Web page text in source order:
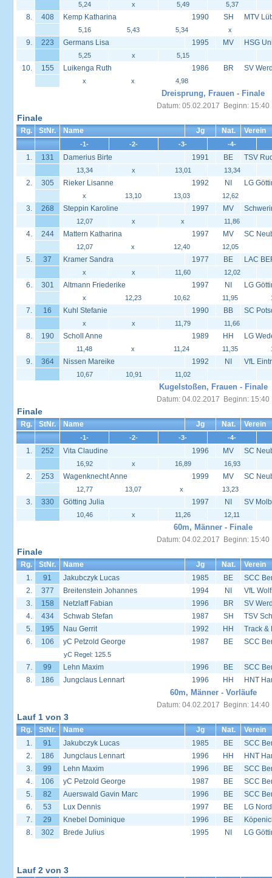
5,24 x 5,49 5,37
8. 408 Kemp Katharina 1990 SH MTV
5,16 5,43 5,34 x
9. 223 Germans Lisa 1995 MV HSG
5,25 x 5,15
10. 155 Luikenga Ruth 1986 BR SV
x x 4,98
Dreisprung, Frauen - Finale
Datum: 05.02.2017 Beginn: 15:40
Finale
Rg. StNr. Name Jg Nat. Verein
-1- -2- -3- -4-
1. 131 Damerius Birte 1991 BE TSV
13,34 x 13,01 13,34
2. 305 Rieker Lisanne 1992 NI LG
x 13,10 13,03 12,62
3. 268 Steppin Karoline 1997 MV
12,07 x x 11,86
4. 244 Mattern Katharina 1997 MV SC
12,07 x 12,40 12,05
5. 37 Kramer Sandra 1977 BE LAC
x x 11,60 12,02
6. 301 Altmann Friederike 1997 NI LG
x 12,23 10,62 11,95
7. 16 Kuhl Stefanie 1990 BB SC
x x 11,79 11,66
8. 190 Scholl Anne 1989 HH LG
11,48 x 11,24 11,35
9. 364 Nissen Mareike 1992 NI VfL
10,67 10,91 11,02
Kugelstoßen, Frauen - Finale
Datum: 04.02.2017 Beginn: 15:40
Finale
Rg. StNr. Name Jg Nat. Verein
-1- -2- -3- -4-
1. 252 Vita Claudine 1996 MV SC
16,92 x 16,89 16,93
2. 253 Wagenknecht Anne 1999 MV SC
12,77 13,07 x 13,23
3. 330 Götting Julia 1997 NI SV
10,46 x 11,26 12,11
60m, Männer - Finale
Datum: 04.02.2017 Beginn: 15:40
Finale
Rg. StNr. Name Jg Nat.
Verein
1.
91 Jakubczyk Lucas 1985 BE
SCC
2.
377 Breitenstein Johannes 1994 NI
VfL
3.
158 Netzlaff Fabian 1996 BR
SV
4.
434 Schwab Stefan 1987 SH
TSV
5.
195 Nau Gerrit 1992 HH
Track &
6.
106 yC Petzold George 1987 BE SCC
yC Regel: 125.5
7. 99 Lehn Maxim 1996 BE
SCC
8.
186 Jungclaus Lennart 1996 HH HNT
60m, Männer - Vorläufe
Datum: 04.02.2017 Beginn: 14:40
Lauf 1 von 3
Rg. StNr. Name Jg Nat.
Verein
1.
91 Jakubczyk Lucas 1985 BE
SCC
2.
186 Jungclaus Lennart 1996 HH
HNT
3.
99 Lehn Maxim 1996 BE
SCC
4.
106 yC Petzold George 1987 BE
SCC
5.
82 Auerswald Gavin Marc 1996 BE
SCC
6.
53 Lux Dennis 1997 BE
LG
7.
29 Knebel Dominique 1996 BE
8.
302 Brede Julius 1995 NI LG
Lauf 2 von 3